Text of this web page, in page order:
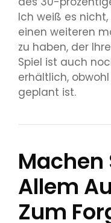
Ich weiß es
einen weiteren
zu haben, der
Spiel ist auch
erhältlich,
geplant ist.
Machen
Allem
Zum